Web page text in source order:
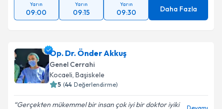
Yarın
09:00
Yarın
09:15
Yarın
09:30 Daha Fazla
Op. Dr. Önder Akkuş
Genel Cerrahi
Kocaeli, Başiskele
5 (44 Değerlendirme)
Gerçekten mükemmel bir insan çok iyi bir doktor iyiki